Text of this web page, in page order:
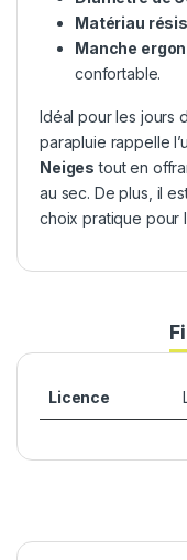
Matériau
Manche
confortable.
Idéal pour les jours
parapluie rappelle
Neiges tout en
au sec. De plus, il
choix pratique pour
Licence